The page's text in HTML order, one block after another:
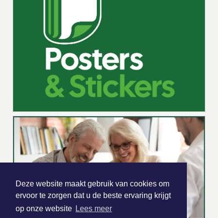
Deze website maakt gebruik van cookies om
ervoor te zorgen dat u de beste ervaring krijgt
op onze website Lees meer